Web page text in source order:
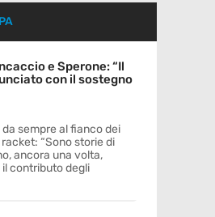
e Sperone: “Il
con il sostegno
da sempre al fianco dei
“Sono storie di
ancora una volta,
contributo degli